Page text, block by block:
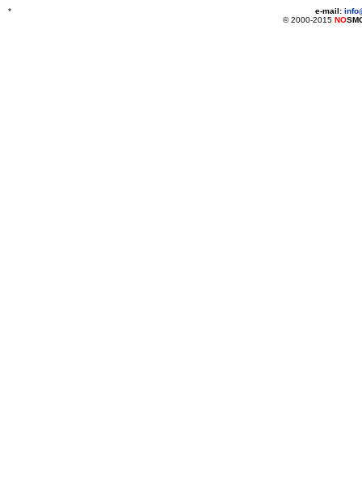
* e-mail:
© 2000-2015 NO